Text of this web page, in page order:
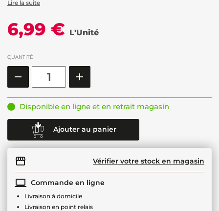
Lire la suite
6,99 € L'Unité
QUANTITÉ
Disponible en ligne et en retrait magasin
Ajouter au panier
Vérifier votre stock en magasin
Commande en ligne
Livraison à domicile
Livraison en point relais